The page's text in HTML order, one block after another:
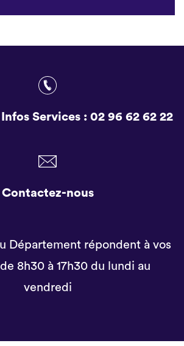
Services : 02 96 62 62 22
Contactez-nous
Département répondent à vos
8h30 à 17h30 du lundi au
vendredi